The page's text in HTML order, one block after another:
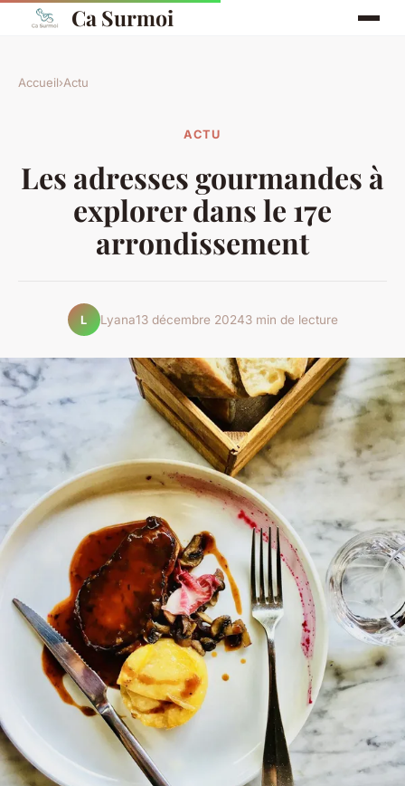
Ca Surmoi
Accueil›Actu
ACTU
Les adresses gourmandes à
explorer dans le 17e
arrondissement
L Lyana13 décembre 20243 min de lecture